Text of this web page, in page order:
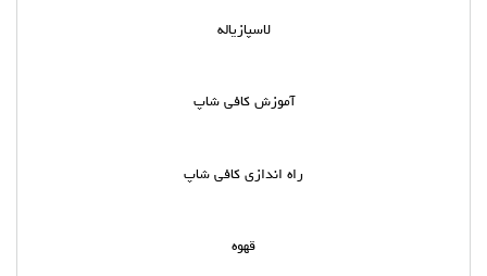
لاسپازیاله
آموزش کافی شاپ
راه اندازی کافی شاپ
قهوه